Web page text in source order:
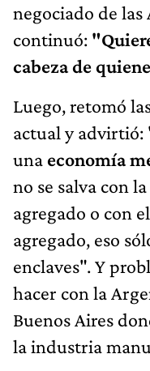
negociado de las
continuó:
cabeza de
Luego, retomó
actual y advirtió:
una economía
no se salva con
agregado o con
agregado, eso
enclaves". Y
hacer con la
Buenos Aires
la industria